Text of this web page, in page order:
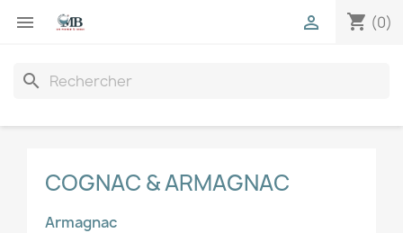
 shopping_cart (0)

search
COGNAC & ARMAGNAC
Armagnac